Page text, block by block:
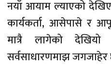
नयाँ आयाम ल्याएको
कार्यकर्ता, आसेपासे र
मात्रै लागेको
सर्वसाधारणमाझ जगजाहेर